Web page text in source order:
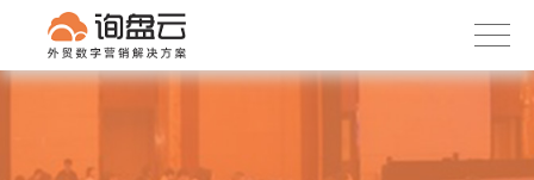
首页
客户案例
下载APP